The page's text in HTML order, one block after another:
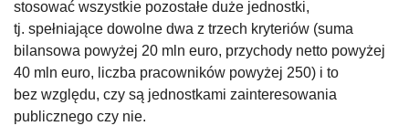
stosować wszystkie pozostałe duże jednostki,
tj. spełniające dowolne dwa z trzech kryteriów (suma
bilansowa powyżej 20 mln euro, przychody netto powyżej
40 mln euro, liczba pracowników powyżej 250) i to
bez względu, czy są jednostkami zainteresowania
publicznego czy nie.